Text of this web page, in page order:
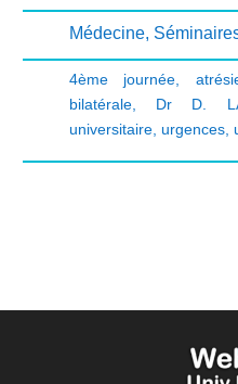
Médecine,
4ème journée ,
bilatérale, Dr D.
universitaire, urgences,